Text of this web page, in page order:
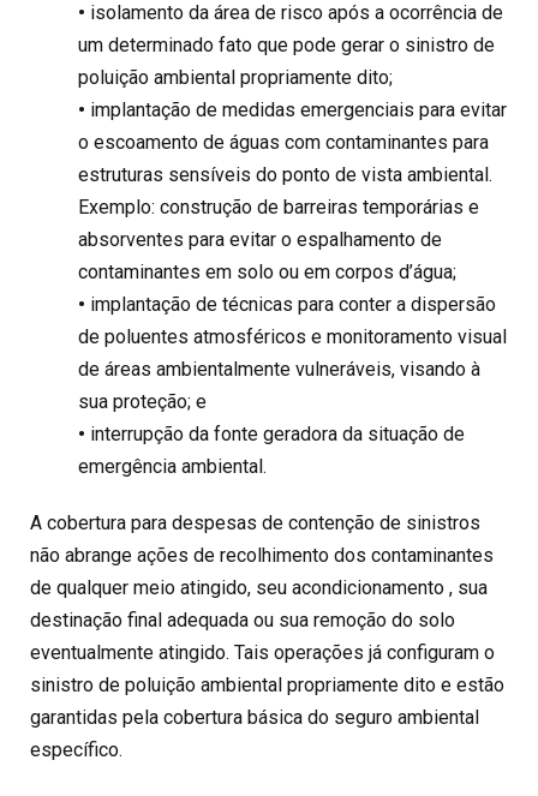
• isolamento da área de risco após a ocorrência de
um determinado fato que pode gerar o sinistro de
poluição ambiental propriamente dito;
• implantação de medidas emergenciais para evitar
o escoamento de águas com contaminantes para
estruturas sensíveis do ponto de vista ambiental.
Exemplo: construção de barreiras temporárias e
absorventes para evitar o espalhamento de
contaminantes em solo ou em corpos d’água;
• implantação de técnicas para conter a dispersão
de poluentes atmosféricos e monitoramento visual
de áreas ambientalmente vulneráveis, visando à
sua proteção; e
• interrupção da fonte geradora da situação de
emergência ambiental.
A cobertura para despesas de contenção de sinistros
não abrange ações de recolhimento dos contaminantes
de qualquer meio atingido, seu acondicionamento , sua
destinação final adequada ou sua remoção do solo
eventualmente atingido. Tais operações já configuram o
sinistro de poluição ambiental propriamente dito e estão
garantidas pela cobertura básica do seguro ambiental
específico.